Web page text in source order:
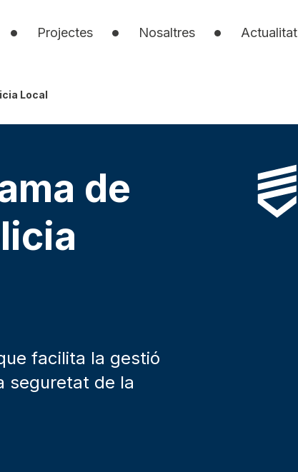
Projectes Nosaltres Actualitat
Local
de
facilita la gestió
seguretat de la